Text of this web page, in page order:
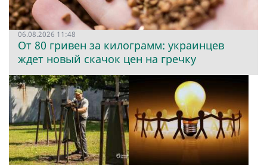
06.08.2026 11:48
От 80 гривен за килограмм: украинцев
ждет новый скачок цен на гречку